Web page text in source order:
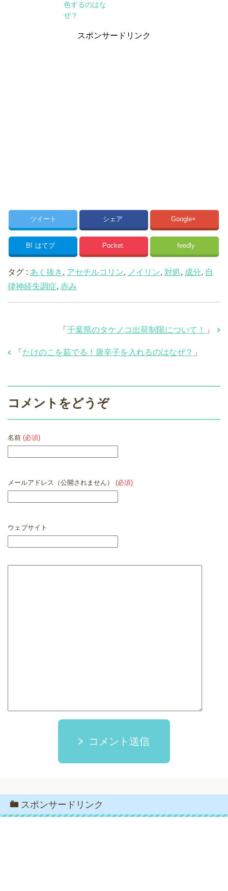
色するのはな
ぜ？
スポンサードリンク
ツイート シェア Google+
B! はてブ Pocket feedly
タグ : あく抜き , アセチルコリン, ノイリン, 対処, 成分, 自
律神経失調症, 赤み
「 千葉県のタケノコ出荷制限について！ 」
「 たけのこを茹でる！唐辛子を入れるのはなぜ？ 」
コメントをどうぞ
名前 (必須)
メールアドレス（公開されません） (必須)
ウェブサイト
コメント送信
スポンサードリンク